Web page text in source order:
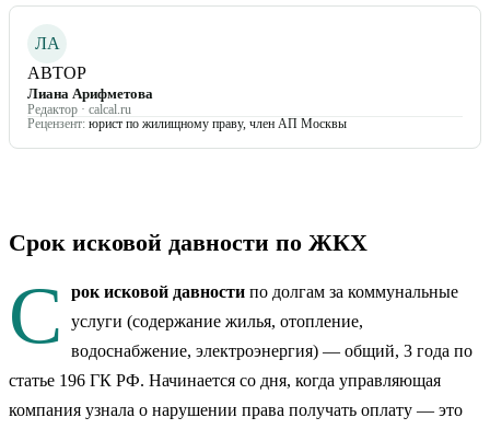
ЛА
АВТОР
Лиана Арифметова
Редактор · calcal.ru
Рецензент: юрист по жилищному праву, член АП Москвы
Срок исковой давности по ЖКХ
С рок исковой давности по долгам за коммунальные
услуги (содержание жилья, отопление,
водоснабжение, электроэнергия) — общий, 3 года по
статье 196 ГК РФ. Начинается со дня, когда управляющая
компания узнала о нарушении права получать оплату — это